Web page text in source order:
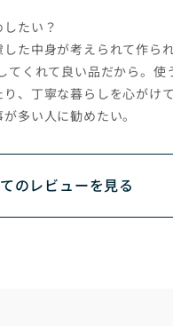
たい？
た中身が考えられて作られ
てくれて良い品だから。使
、丁寧な暮らしを心がけ
多い人に勧めたい。
のレビューを見る